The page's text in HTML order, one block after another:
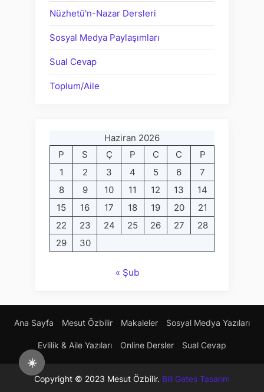
☀️
Nüzhetü'n-Nazar Dersleri
Sosyal Medya Paylaşımları
Sual Cevap
Toplum/Aile
Haziran 2026
P
S Ç P C C
P
1
2 3 4 5 6
7
8
9 10 11 12 13
14
15
16 17 18 19 20
21
22
23 24 25 26 27
28
29
30
« Şub
Ana Sayfa Mesut Özbilir Makaleler Sosyal Medya Yazıları
Evlilik & Aile Yazıları Online Dersler Sual Cevap
Copyright © 2023 Mesut Özbilir. Bill Gates Tasarım